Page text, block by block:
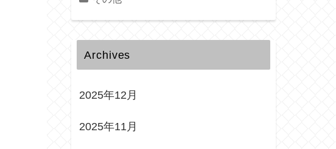
Archives
2025年12月
2025年11月